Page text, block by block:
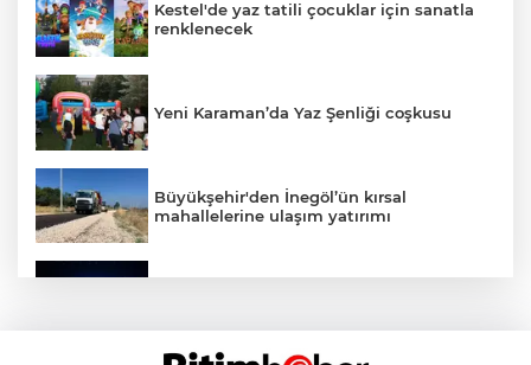
Kestel'de yaz tatili çocuklar için sanatla
renklenecek
Yeni Karaman’da Yaz Şenliği coşkusu
Büyükşehir'den İnegöl’ün kırsal
mahallelerine ulaşım yatırımı